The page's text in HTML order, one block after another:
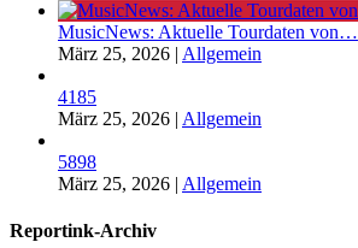
MusicNews: Aktuelle Tourdaten von…
März 25, 2026 | Allgemein
4185
März 25, 2026 | Allgemein
5898
März 25, 2026 | Allgemein
Reportink-Archiv